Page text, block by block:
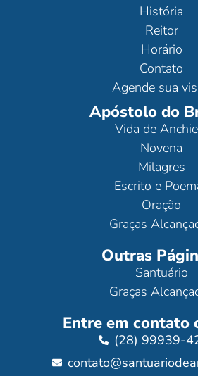
História
Reitor
Horário
Contato
Agende sua
Apóstolo do
Vida de
Novena
Milagres
Escrito e
Oração
Graças
Outras
Santuário
Graças
Entre em contato
(28) 99939-